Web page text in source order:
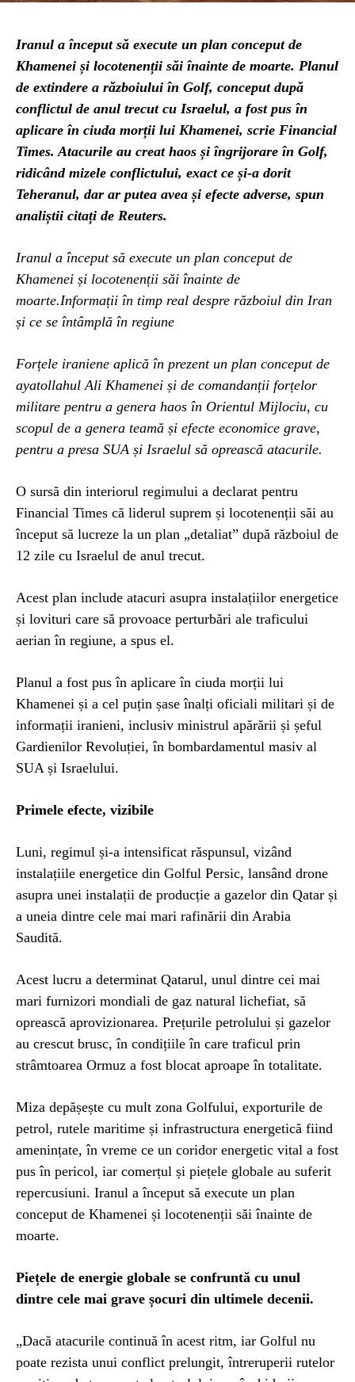
Iranul a început să execute un plan conceput de
Khamenei și locotenenții săi înainte de moarte. Planul
de extindere a războiului în Golf, conceput după
conflictul de anul trecut cu Israelul, a fost pus în
aplicare în ciuda morții lui Khamenei, scrie Financial
Times. Atacurile au creat haos și îngrijorare în Golf,
ridicând mizele conflictului, exact ce și-a dorit
Teheranul, dar ar putea avea și efecte adverse, spun
analiștii citați de Reuters.
Iranul a început să execute un plan conceput de
Khamenei și locotenenții săi înainte de
moarte.Informații în timp real despre războiul din Iran
și ce se întâmplă în regiune
Forțele iraniene aplică în prezent un plan conceput de
ayatollahul Ali Khamenei și de comandanții forțelor
militare pentru a genera haos în Orientul Mijlociu, cu
scopul de a genera teamă și efecte economice grave,
pentru a presa SUA și Israelul să oprească atacurile.
O sursă din interiorul regimului a declarat pentru
Financial Times că liderul suprem și locotenenții săi au
început să lucreze la un plan „detaliat” după războiul de
12 zile cu Israelul de anul trecut.
Acest plan include atacuri asupra instalațiilor energetice
și lovituri care să provoace perturbări ale traficului
aerian în regiune, a spus el.
Planul a fost pus în aplicare în ciuda morții lui
Khamenei și a cel puțin șase înalți oficiali militari și de
informații iranieni, inclusiv ministrul apărării și șeful
Gardienilor Revoluției, în bombardamentul masiv al
SUA și Israelului.
Primele efecte, vizibile
Luni, regimul și-a intensificat răspunsul, vizând
instalațiile energetice din Golful Persic, lansând drone
asupra unei instalații de producție a gazelor din Qatar și
a uneia dintre cele mai mari rafinării din Arabia
Saudită.
Acest lucru a determinat Qatarul, unul dintre cei mai
mari furnizori mondiali de gaz natural lichefiat, să
oprească aprovizionarea. Prețurile petrolului și gazelor
au crescut brusc, în condițiile în care traficul prin
strâmtoarea Ormuz a fost blocat aproape în totalitate.
Miza depășește cu mult zona Golfului, exporturile de
petrol, rutele maritime și infrastructura energetică fiind
amenințate, în vreme ce un coridor energetic vital a fost
pus în pericol, iar comerțul și piețele globale au suferit
repercusiuni. Iranul a început să execute un plan
conceput de Khamenei și locotenenții săi înainte de
moarte.
Piețele de energie globale se confruntă cu unul
dintre cele mai grave șocuri din ultimele decenii.
„Dacă atacurile continuă în acest ritm, iar Golful nu
poate rezista unui conflict prelungit, întreruperii rutelor